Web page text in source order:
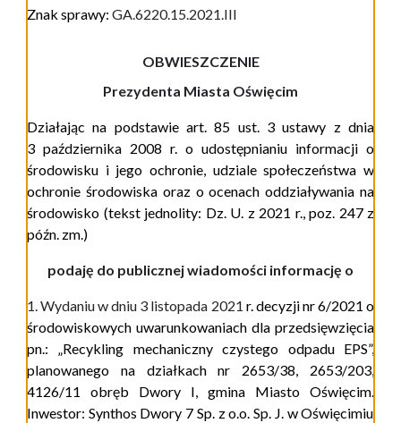
Znak sprawy: GA.6220.15.2021.III
OBWIESZCZENIE
Prezydenta Miasta Oświęcim
Działając na podstawie art. 85 ust. 3 ustawy z dnia
3 października 2008 r. o udostępnianiu informacji o
środowisku i jego ochronie, udziale społeczeństwa w
ochronie środowiska oraz o ocenach oddziaływania na
środowisko (tekst jednolity: Dz. U. z 2021 r., poz. 247 z
późn. zm.)
podaję do publicznej wiadomości informację o
1. Wydaniu w dniu 3 listopada 2021 r. decyzji nr 6/2021 o
środowiskowych uwarunkowaniach dla przedsięwzięcia
pn.: „Recykling mechaniczny czystego odpadu EPS”,
planowanego na działkach nr 2653/38, 2653/203,
4126/11 obręb Dwory I, gmina Miasto Oświęcim.
Inwestor: Synthos Dwory 7 Sp. z o.o. Sp. J. w Oświęcimiu